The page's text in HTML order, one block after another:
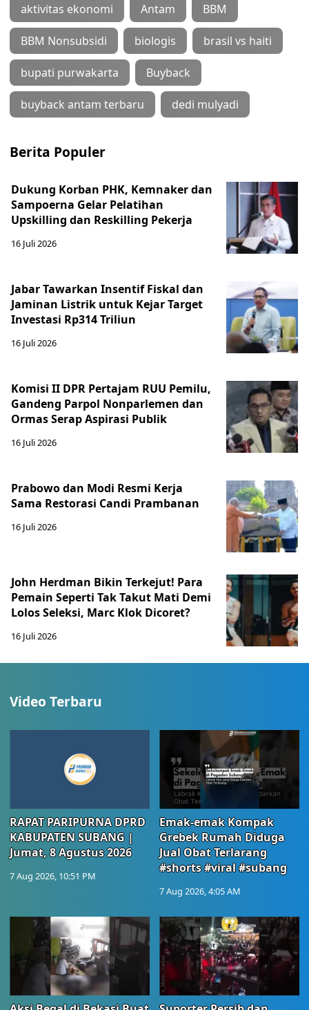
aktivitas ekonomi Antam BBM
BBM Nonsubsidi biologis brasil vs haiti
bupati purwakarta Buyback
buyback antam terbaru dedi mulyadi
Berita Populer
Dukung Korban PHK, Kemnaker dan
Sampoerna Gelar Pelatihan
Upskilling dan Reskilling Pekerja
16 Juli 2026
Jabar Tawarkan Insentif Fiskal dan
Jaminan Listrik untuk Kejar Target
Investasi Rp314 Triliun
16 Juli 2026
Komisi II DPR Pertajam RUU Pemilu,
Gandeng Parpol Nonparlemen dan
Ormas Serap Aspirasi Publik
16 Juli 2026
Prabowo dan Modi Resmi Kerja
Sama Restorasi Candi Prambanan
16 Juli 2026
John Herdman Bikin Terkejut! Para
Pemain Seperti Tak Takut Mati Demi
Lolos Seleksi, Marc Klok Dicoret?
16 Juli 2026
Video Terbaru
RAPAT PARIPURNA DPRD
KABUPATEN SUBANG |
Jumat, 8 Agustus 2026
7 Aug 2026, 10:51 PM
Emak-emak Kompak
Grebek Rumah Diduga
Jual Obat Terlarang
#shorts #viral #subang
7 Aug 2026, 4:05 AM